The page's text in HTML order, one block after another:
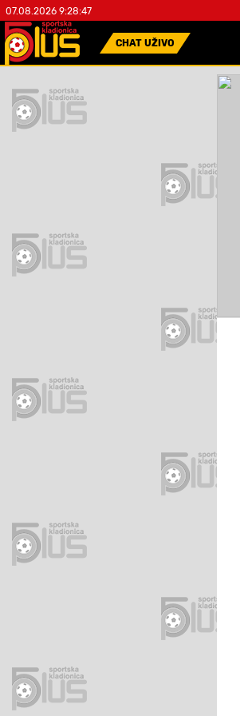
07.08.2026 9:28:48
CHAT UŽIVO